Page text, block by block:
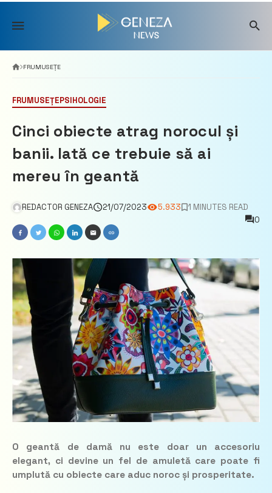
Skip
content
FRUMUSEȚE
FRUMUSEȚEPSIHOLOGIE
Cinci obiecte atrag norocul și
banii. Iată ce trebuie să ai
mereu în geantă
REDACTOR GENEZA 21/07/2023 5.933
1 MINUTES READ
0
O geantă de damă nu este doar un accesoriu
elegant, ci devine un fel de amuletă care poate fi
umplută cu obiecte care aduc noroc și prosperitate.